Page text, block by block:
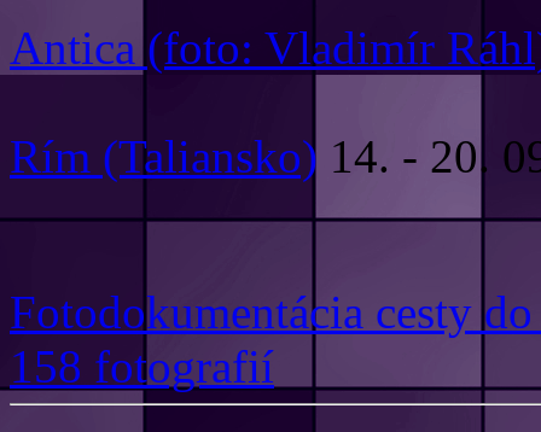
Antica (foto: Vladimír
Rím (Taliansko) 14. - 20.
Fotodokumentácia cesty
158 fotografií